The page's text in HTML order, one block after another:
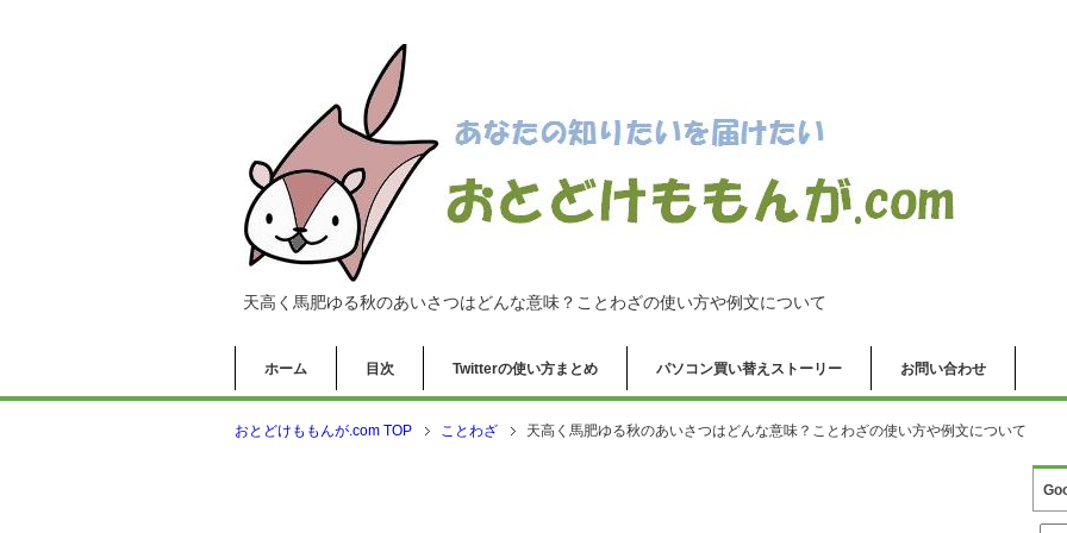
天高く馬肥ゆる秋のあいさつはどんな意味？ことわざの使い方や例文について
ホーム 目次 Twitterの使い方まとめ パソコン買い替えストーリー お問い合わせ
おとどけももんが.com TOP ことわざ 天高く馬肥ゆる秋のあいさつはどんな意味？ことわざの使い方や例文について